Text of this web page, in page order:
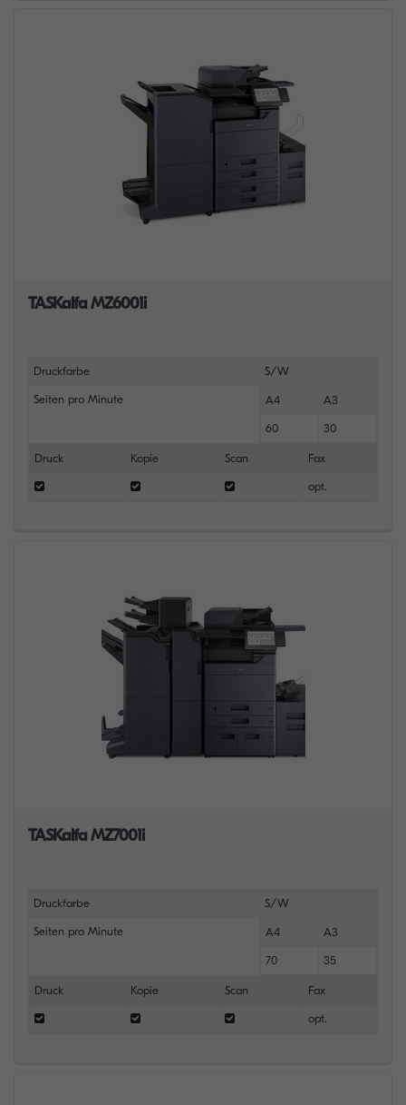
TASKalfa MZ6001i
Druckfarbe S/W
Seiten pro Minute A4 A3
60 30
Druck Kopie Scan Fax
opt.
TASKalfa MZ7001i
Druckfarbe S/W
Seiten pro Minute A4 A3
70 35
Druck Kopie Scan Fax
opt.